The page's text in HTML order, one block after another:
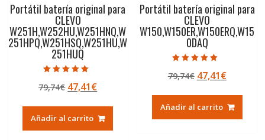
Portátil batería original para
CLEVO
W251H,W252HU,W251HNQ,W
251HPQ,W251HSQ,W251HU,W
251HUQ
5.00
de 5
79,74€ El
original
era:
47,41€El
actual
es:
Añadir al carrito
Portátil batería original para
CLEVO
W150,W150ER,W150ERQ,W15
0DAQ
5.00
de 5
79,74€ El
original
era:
47,41€El
actual
es:
Añadir al carrito